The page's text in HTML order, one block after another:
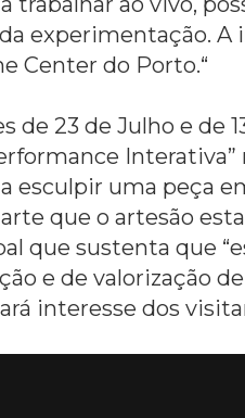
experimentação. A
Center do Porto.“
de 23 de Julho e
esculpir uma peça
que o artesão
que sustenta que
e de valorização
interesse dos